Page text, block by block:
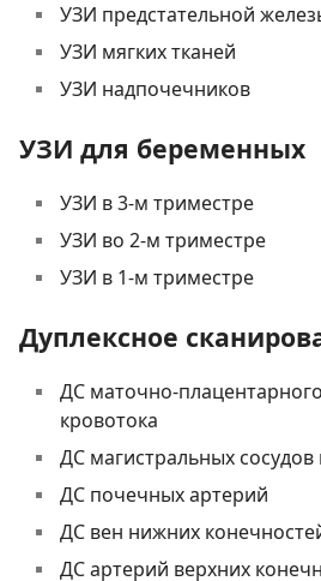
УЗИ предстательной
УЗИ мягких тканей
УЗИ надпочечников
УЗИ для беременных
УЗИ в 3-м триместре
УЗИ во 2-м триместре
УЗИ в 1-м триместре
Дуплексное
ДС маточно-плацентарного
кровотока
ДС магистральных сосудов
ДС почечных артерий
ДС вен нижних
ДС артерий верхних